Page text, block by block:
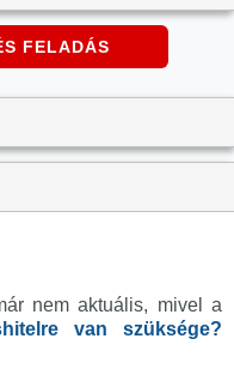
FELADÁS
nem aktuális, mivel a
van szüksége?